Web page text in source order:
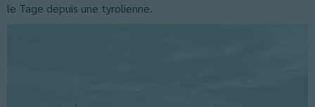
le Tage depuis une tyrolienne.